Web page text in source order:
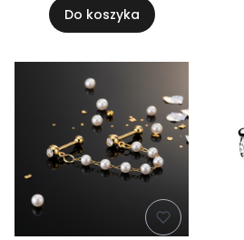
Do koszyka